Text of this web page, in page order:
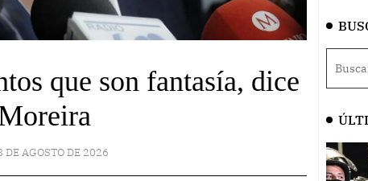
que son fantasía, dice
DE AGOSTO DE 2026